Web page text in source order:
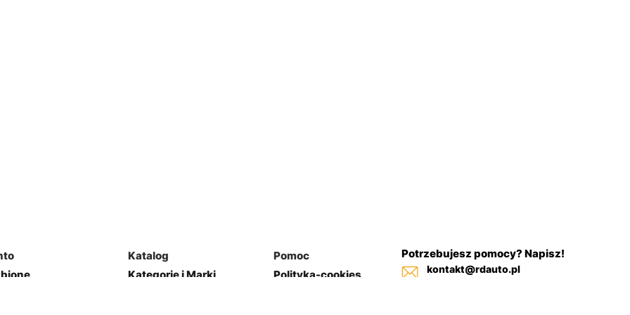
Katalog
Kategorie i Marki
Pomoc
Polityka-cookies
Potrzebujesz pomocy? Napisz!
kontakt@rdauto.pl